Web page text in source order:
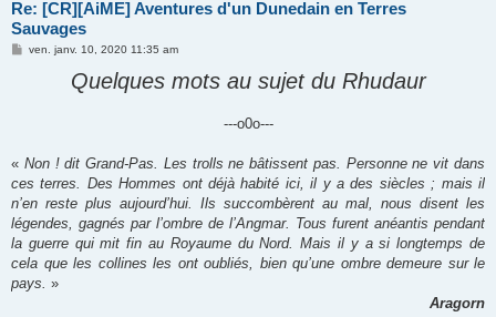
Re: [CR][AiME] Aventures d'un Dunedain en Terres
Sauvages
Mven. janv. 10, 2020 11:35 am
Quelques mots au sujet du Rhudaur
---o0o---
« Non ! dit Grand-Pas. Les trolls ne bâtissent pas. Personne ne vit dans
ces terres. Des Hommes ont déjà habité ici, il y a des siècles ; mais il
n’en reste plus aujourd’hui. Ils succombèrent au mal, nous disent les
légendes, gagnés par l’ombre de l’Angmar. Tous furent anéantis pendant
la guerre qui mit fin au Royaume du Nord. Mais il y a si longtemps de
cela que les collines les ont oubliés, bien qu’une ombre demeure sur le
pays. »
Aragorn